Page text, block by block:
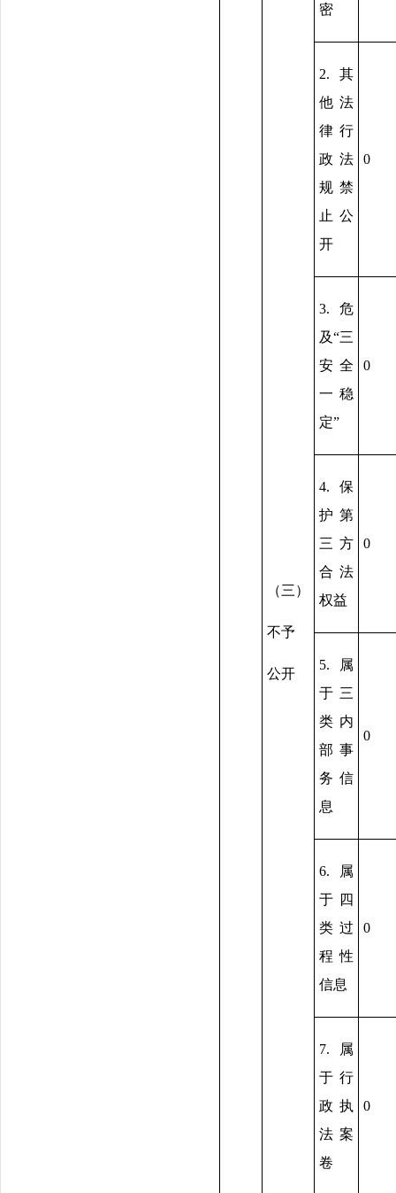
（三）
不予
公开
密
2.其
他法
律行
政法
规禁
止公
开
0
3.危
及“三
安全
一稳
定”
0
4.保
护第
三方
合法
权益
0
5.属
于三
类内
部事
务信
息
0
6.属
于四
类过
程性
信息
0
7.属
于行
政执
法案
卷
0